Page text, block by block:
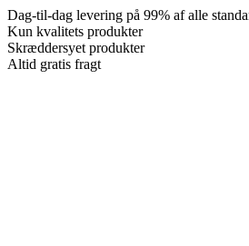
Dag-til-dag levering på 99% af alle
Kun kvalitets produkter
Skræddersyet produkter
Altid gratis fragt